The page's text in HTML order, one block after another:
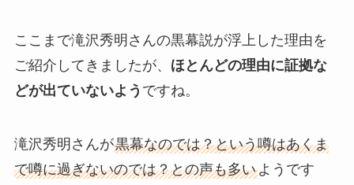
ここまで滝沢秀明さんの黒幕説が浮上した理由を
ご紹介してきましたが、 ほとんどの理由に証拠な
どが出ていないよう ですね。
滝沢秀明さんが黒幕なのでは？という噂はあくま
で噂に過ぎないのでは？との声も多いようです